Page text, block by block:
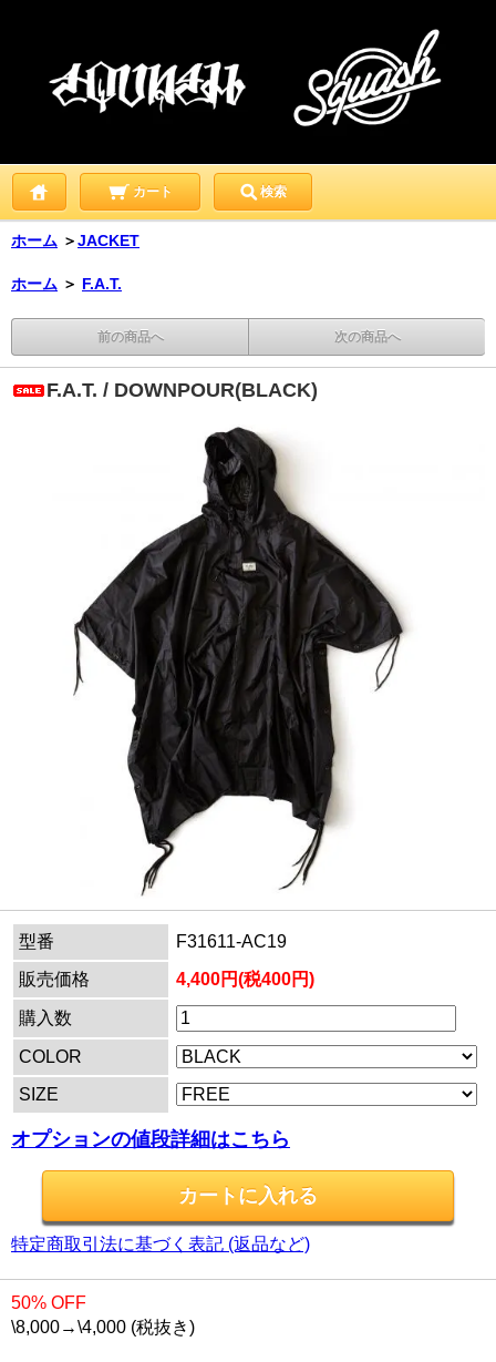
カート 検索
ホーム ＞JACKET
ホーム ＞ F.A.T.
前の商品へ 次の商品へ
F.A.T. / DOWNPOUR(BLACK)
型番
F31611-AC19
販売価格
4,400円(税400円)
購入数
COLOR
SIZE
オプションの値段詳細はこちら
特定商取引法に基づく表記 (返品など)
50% OFF
\8,000→\4,000 (税抜き)